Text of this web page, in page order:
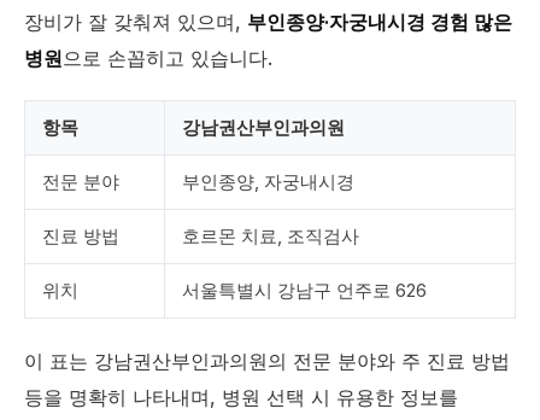
장비가 잘 갖춰져 있으며, 부인종양·자궁내시경 경험 많은
병원으로 손꼽히고 있습니다.
항목 강남권산부인과의원
전문 분야 부인종양, 자궁내시경
진료 방법 호르몬 치료, 조직검사
위치 서울특별시 강남구 언주로 626
이 표는 강남권산부인과의원의 전문 분야와 주 진료 방법
등을 명확히 나타내며, 병원 선택 시 유용한 정보를